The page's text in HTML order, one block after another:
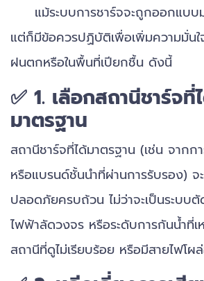
แม้ระบบการชาร์จจะถูกออกแบบ
แต่ก็มีข้อควรปฏิบัติเพื่อเพิ่มความมั่นใ
ฝนตกหรือในพื้นที่เปียกชื้น ดังนี้
✅ 1. เลือกสถานีชาร์จที่
มาตรฐาน
สถานีชาร์จที่ได้มาตรฐาน (เช่น จาก
หรือแบรนด์ชั้นนำที่ผ่านการรับรอง) จ
ปลอดภัยครบถ้วน ไม่ว่าจะเป็นระบบ
ไฟฟ้าลัดวงจร หรือระดับการกันน้ำที่เ
สถานีที่ดูไม่เรียบร้อย หรือมีสายไฟโผ